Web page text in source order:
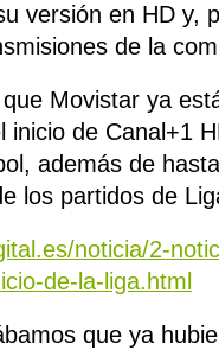
versión en HD y,
de la
Movistar ya
inicio de Canal+1
además de
los partidos de
noticia/2-
de-la-liga.html
que ya